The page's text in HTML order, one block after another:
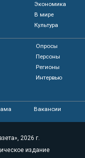
Экономика
В мире
Культура
Опросы
Персоны
Регионы
Интервью
Вакансии
2026 г.
издание